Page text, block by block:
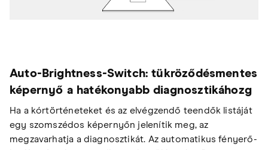
Auto-Brightness-Switch: tükröződésmentes
képernyő a hatékonyabb diagnosztikáhozg
Ha a kórtörténeteket és az elvégzendő teendők listáját
egy szomszédos képernyőn jelenítik meg, az
megzavarhatja a diagnosztikát. Az automatikus fényerő-